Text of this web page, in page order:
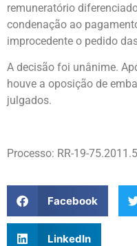
remuneratório
condenação ao
improcedente o pedido
A decisão foi unânime.
houve a oposição de
julgados.
Processo: RR-19-
Facebook
LinkedIn